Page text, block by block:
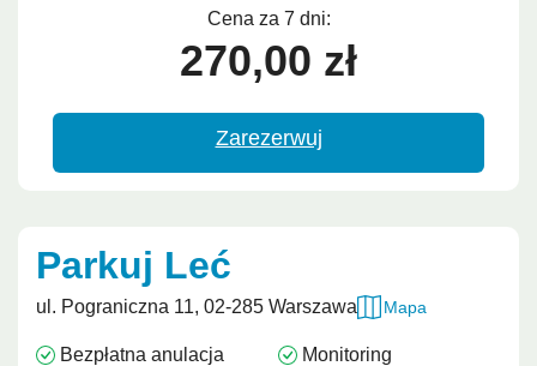
Cena za 7 dni:
270,00 zł
Zarezerwuj
Parkuj Leć
ul. Pograniczna 11, 02-285 Warszawa Mapa
Bezpłatna anulacja
Monitoring